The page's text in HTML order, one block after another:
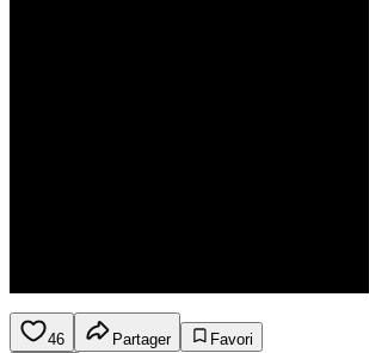
46 Partager
Favori